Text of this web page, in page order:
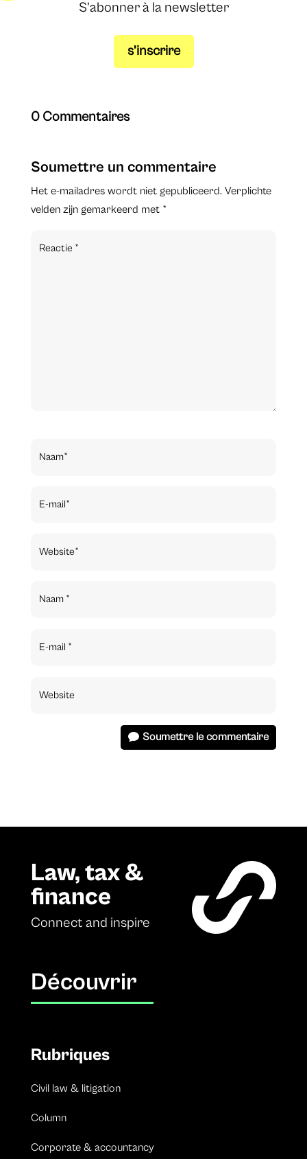
S’abonner à la newsletter
s’inscrire
0 Commentaires
Soumettre un commentaire
Het e-mailadres wordt niet gepubliceerd. Verplichte
velden zijn gemarkeerd met *
Soumettre le commentaire
Law, tax &
finance
Connect and inspire
Découvrir
Rubriques
Civil law & litigation
Column
Corporate & accountancy